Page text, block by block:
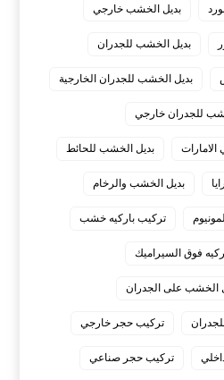
بديل الخشب خارجي
بديل الخشب للجدران
بديل الخشب للجدران الخارجية
للجدران خارجي
بديل الخشب للحائط
بديل الخشب والرخام
تركيب باركيه خشب
فوق السيراميك
الخشب على الجدران
تركيب حجر خارجي
تركيب حجر صناعي